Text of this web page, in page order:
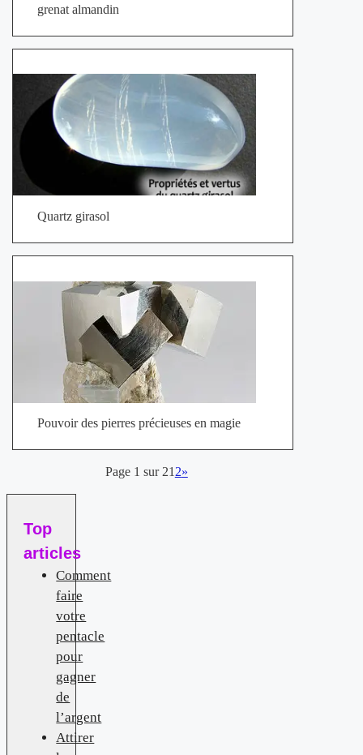
grenat almandin
Quartz girasol
Pouvoir des pierres précieuses en magie
Page 1 sur 212»
Top
articles
Comment
faire
votre
pentacle
pour
gagner
de
l’argent
Attirer